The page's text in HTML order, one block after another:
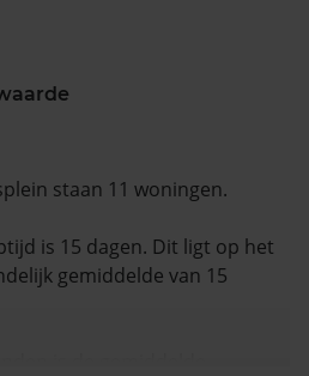
staan 11 woningen.
is 15 dagen. Dit ligt op het
gemiddelde van 15